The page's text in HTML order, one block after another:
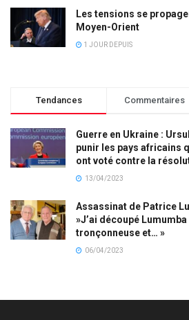
Les tensions se
Moyen-Orient
1 JOUR DEPUIS
Tendances Commentaires
Guerre en Ukraine :
punir les pays africains
ont voté contre la
13/04/2023
Assassinat de Patrice
»J’ai découpé
tronçonneuse et… »
06/04/2023